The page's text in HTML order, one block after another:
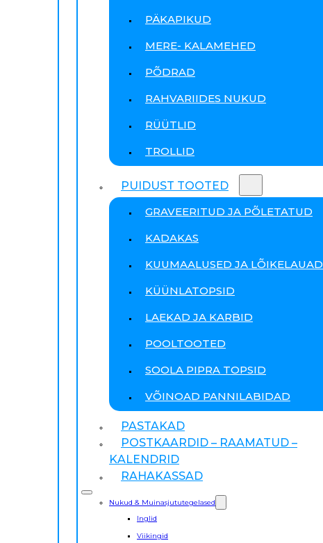
PÄKAPIKUD
MERE- KALAMEHED
PÕDRAD
RAHVARIIDES NUKUD
RÜÜTLID
TROLLID
PUIDUST TOOTED
GRAVEERITUD JA PÕLETATUD
KADAKAS
KUUMAALUSED JA LÕIKELAUAD
KÜÜNLATOPSID
LAEKAD JA KARBID
POOLTOOTED
SOOLA PIPRA TOPSID
VÕINOAD PANNILABIDAD
PASTAKAD
POSTKAARDID – RAAMATUD –
KALENDRID
RAHAKASSAD
Nukud & Muinasjututegelased
Inglid
Viikingid